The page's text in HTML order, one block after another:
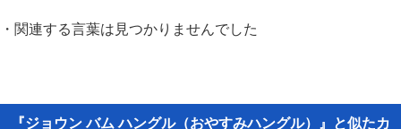
・関連する言葉は見つかりませんでした
『ジョウン バム ハングル（おやすみハングル）』と似たカ